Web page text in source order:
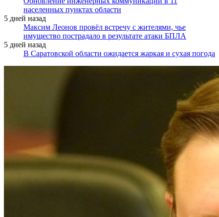
населенных пунктах области
5 дней назад
Максим Леонов провёл встречу с жителями, чье
имущество пострадало в результате атаки БПЛА
5 дней назад
В Саратовской области ожидается жаркая и сухая погода